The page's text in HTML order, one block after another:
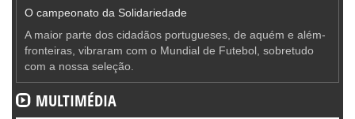
O campeonato da Solidariedade
A maior parte dos cidadãos portugueses, de aquém e além-
fronteiras, vibraram com o Mundial de Futebol, sobretudo
com a nossa seleção.
MULTIMÉDIA